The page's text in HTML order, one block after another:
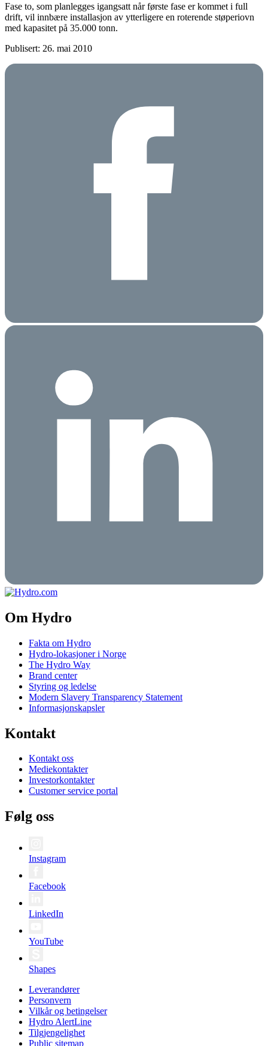
Fase to, som planlegges igangsatt når første fase er kommet i full
drift, vil innbære installasjon av ytterligere en roterende støperiovn
med kapasitet på 35.000 tonn.
Publisert: 26. mai 2010
Om Hydro
Fakta om Hydro
Hydro-lokasjoner i Norge
The Hydro Way
Brand center
Styring og ledelse
Modern Slavery Transparency Statement
Informasjonskapsler
Kontakt
Kontakt oss
Mediekontakter
Investorkontakter
Customer service portal
Følg oss
Instagram
Facebook
LinkedIn
YouTube
Shapes
Leverandører
Personvern
Vilkår og betingelser
Hydro AlertLine
Tilgjengelighet
Public sitemap